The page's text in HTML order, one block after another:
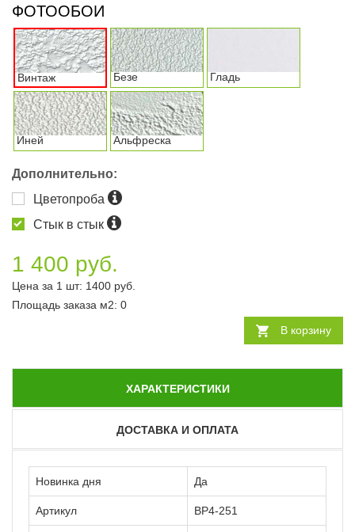
ФОТООБОИ
Винтаж Безе Гладь
Иней Альфреска
Дополнительно:
Цветопроба
Стык в стык
1 400 руб.
Цена за 1 шт: 1400 руб.
Площадь заказа м2: 0
В корзину
ХАРАКТЕРИСТИКИ
ДОСТАВКА И ОПЛАТА
Новинка дня Да
Артикул ВР4-251